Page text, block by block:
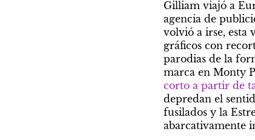
Gilliam viajó a
agencia de
volvió a irse, esta
gráficos con
parodias de la
marca en Monty
corto a partir de
depredan el
fusilados y la
abarcativamente